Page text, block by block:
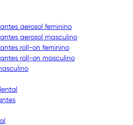
aerosol feminino
aerosol masculino
roll-on feminino
roll-on masculino